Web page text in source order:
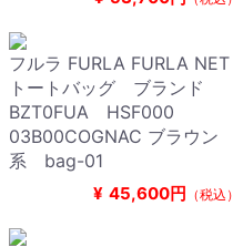
フルラ FURLA FURLA NET
トートバッグ ブランド
BZT0FUA HSF000
03B00COGNAC ブラウン
系 bag-01
¥ 45,600円 （税込）